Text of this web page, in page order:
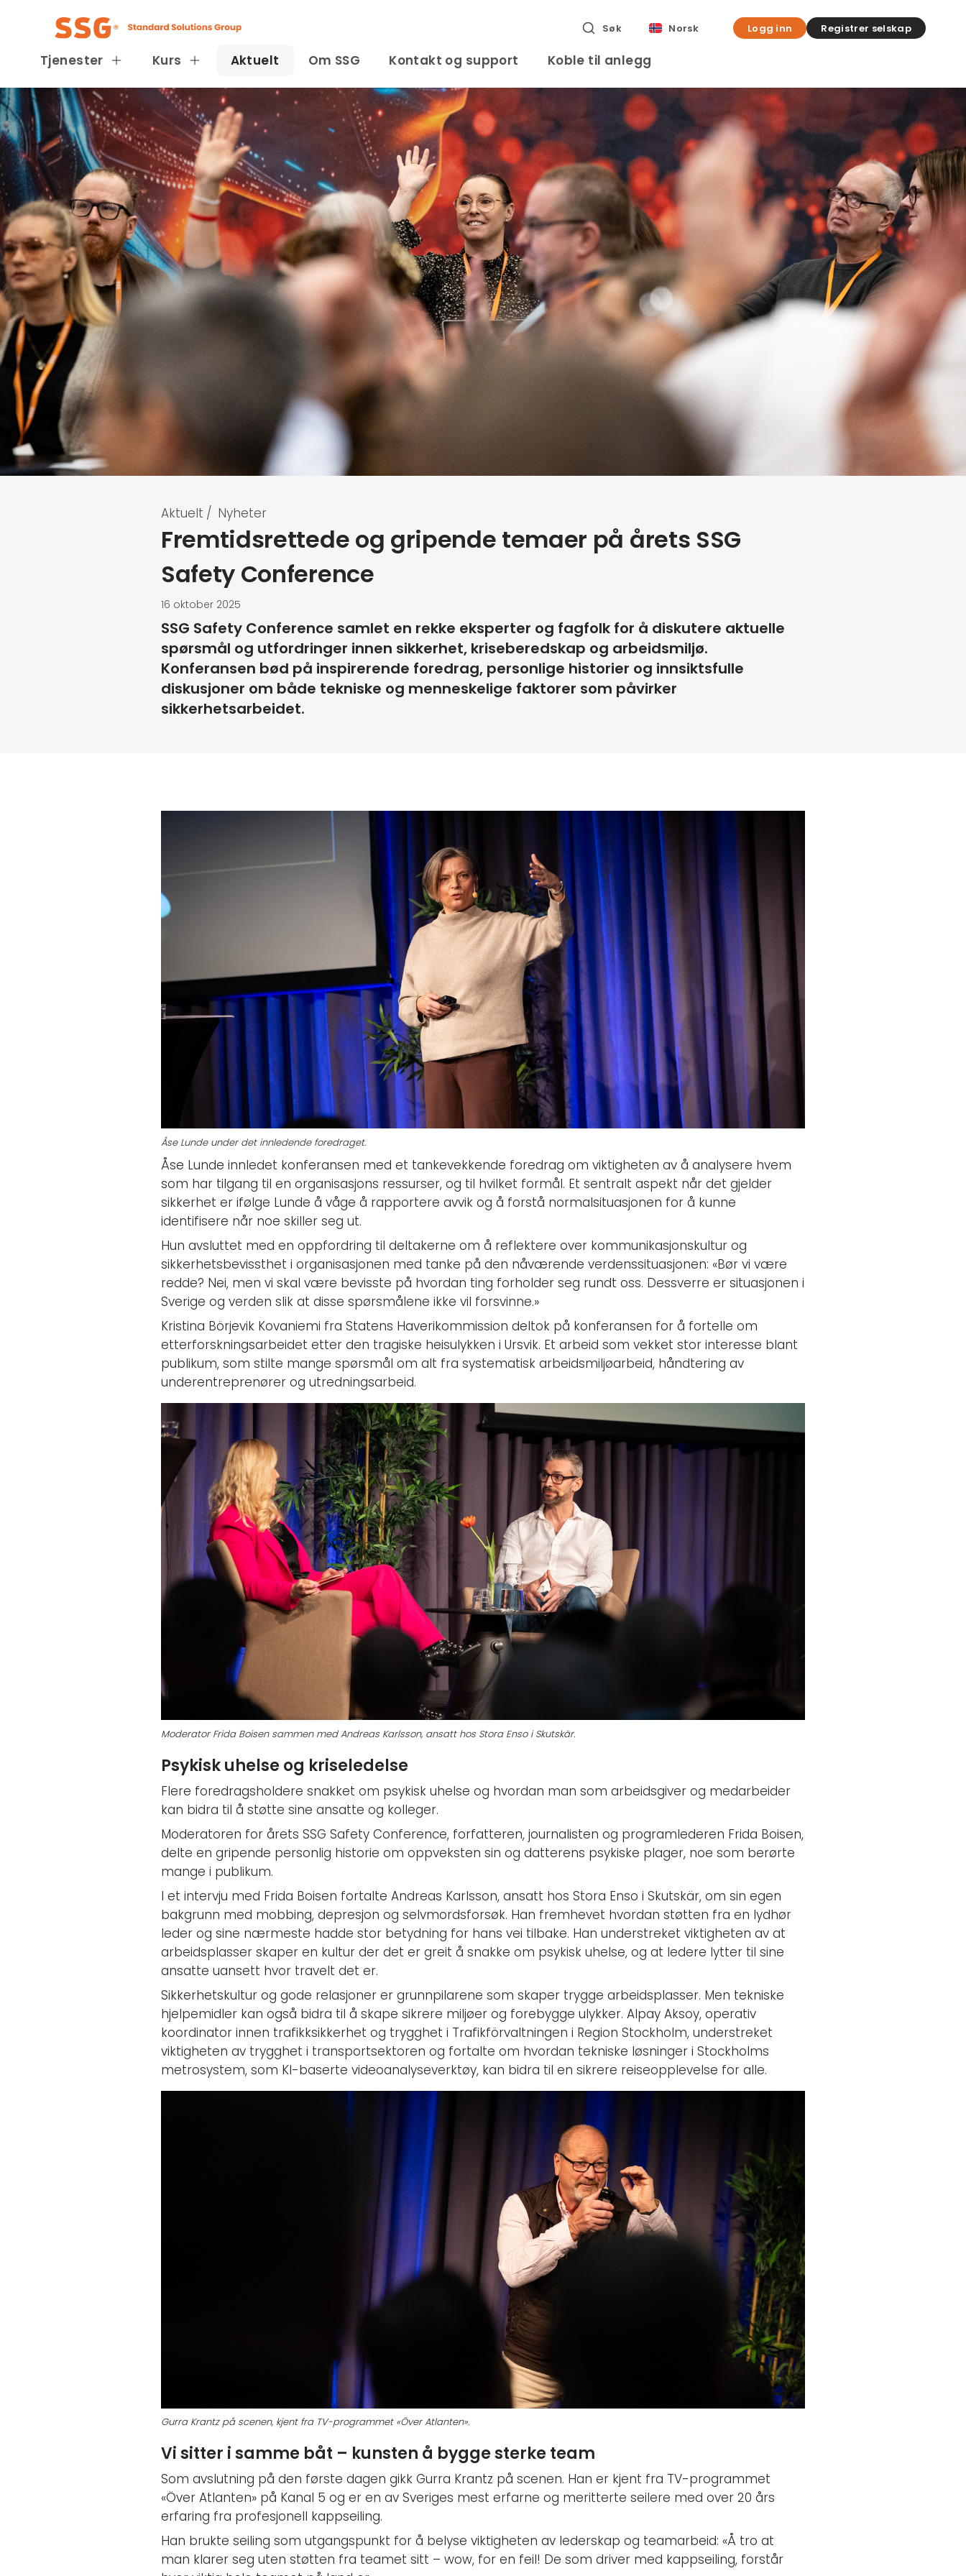
Søk Norsk Logg inn Registrer selskap
Tjenester Kurs Aktuelt Om SSG Kontakt og support Koble til anlegg
Aktuelt / Nyheter
Fremtidsrettede og gripende temaer på årets SSG
Safety Conference
16 oktober 2025
SSG Safety Conference samlet en rekke eksperter og fagfolk for å diskutere aktuelle
spørsmål og utfordringer innen sikkerhet, kriseberedskap og arbeidsmiljø.
Konferansen bød på inspirerende foredrag, personlige historier og innsiktsfulle
diskusjoner om både tekniske og menneskelige faktorer som påvirker
sikkerhetsarbeidet.
Åse Lunde under det innledende foredraget.
Åse Lunde innledet konferansen med et tankevekkende foredrag om viktigheten av å analysere hvem
som har tilgang til en organisasjons ressurser, og til hvilket formål. Et sentralt aspekt når det gjelder
sikkerhet er ifølge Lunde å våge å rapportere avvik og å forstå normalsituasjonen for å kunne
identifisere når noe skiller seg ut.
Hun avsluttet med en oppfordring til deltakerne om å reflektere over kommunikasjonskultur og
sikkerhetsbevissthet i organisasjonen med tanke på den nåværende verdenssituasjonen:​ «Bør vi være
redde? Nei, men vi skal være bevisste på hvordan ting forholder seg rundt oss. Dessverre er situasjonen i
Sverige og verden slik at disse spørsmålene ikke vil forsvinne.»
Kristina Börjevik Kovaniemi fra Statens Haverikommission deltok på konferansen for å fortelle om
etterforskningsarbeidet etter den tragiske heisulykken i Ursvik. Et arbeid som vekket stor interesse blant
publikum, som stilte mange spørsmål om alt fra systematisk arbeidsmiljøarbeid, håndtering av
underentreprenører og utredningsarbeid.
Moderator Frida Boisen sammen med Andreas Karlsson, ansatt hos Stora Enso i Skutskär.
Psykisk uhelse og kriseledelse
Flere foredragsholdere snakket om psykisk uhelse og hvordan man som arbeidsgiver og medarbeider
kan bidra til å støtte sine ansatte og kolleger.​
Moderatoren for årets SSG Safety Conference, forfatteren, journalisten og programlederen Frida Boisen,
delte en gripende personlig historie om oppveksten sin og datterens psykiske plager, noe som berørte
mange i publikum.
I et intervju med Frida Boisen fortalte Andreas Karlsson, ansatt hos Stora Enso i Skutskär, om sin egen
bakgrunn med mobbing, depresjon og selvmordsforsøk. Han fremhevet hvordan støtten fra en lydhør
leder og sine nærmeste hadde stor betydning for hans vei tilbake. Han understreket viktigheten av at
arbeidsplasser skaper en kultur der det er greit å snakke om psykisk uhelse, og at ledere lytter til sine
ansatte uansett hvor travelt det er.​
Sikkerhetskultur og gode relasjoner er grunnpilarene som skaper trygge arbeidsplasser. Men tekniske
hjelpemidler kan også bidra til å skape sikrere miljøer og forebygge ulykker. Alpay Aksoy, operativ
koordinator innen trafikksikkerhet og trygghet i Trafikförvaltningen i Region Stockholm, understreket
viktigheten av trygghet i transportsektoren og fortalte om hvordan tekniske løsninger i Stockholms
metrosystem, som KI-baserte videoanalyseverktøy, kan bidra til en sikrere reiseopplevelse for alle.
Gurra Krantz på scenen, kjent fra TV-programmet «Över Atlanten».
Vi sitter i samme båt – kunsten å bygge sterke team
Som avslutning på den første dagen gikk Gurra Krantz på scenen. Han er kjent fra TV-programmet
«Över Atlanten» på Kanal 5 og er en av Sveriges mest erfarne og meritterte seilere med over 20 års
erfaring fra profesjonell kappseiling.
Han brukte seiling som utgangspunkt for å belyse viktigheten av lederskap og teamarbeid: «Å tro at
man klarer seg uten støtten fra teamet sitt – wow, for en feil! De som driver med kappseiling, forstår